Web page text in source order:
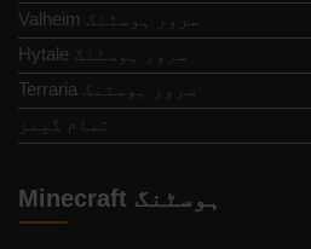
Valheim سرور ہوسٹنگ
Hytale سرور ہوسٹنگ
Terraria سرور ہوسٹنگ
تمام گیمز
Minecraft ہوسٹنگ